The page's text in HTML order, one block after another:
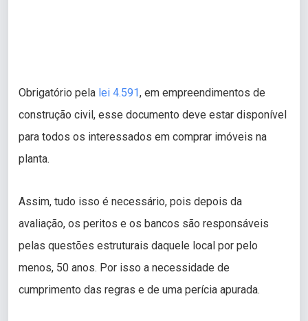
Obrigatório pela lei 4.591, em empreendimentos de
construção civil, esse documento deve estar disponível
para todos os interessados em comprar imóveis na
planta.
Assim, tudo isso é necessário, pois depois da
avaliação, os peritos e os bancos são responsáveis
pelas questões estruturais daquele local por pelo
menos, 50 anos. Por isso a necessidade de
cumprimento das regras e de uma perícia apurada.